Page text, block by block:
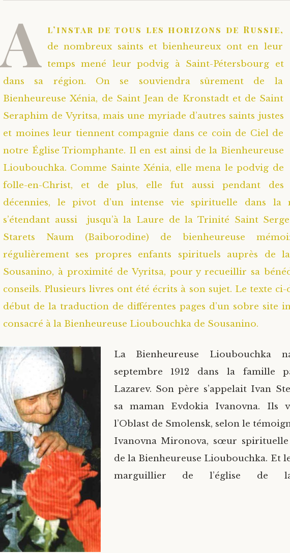
A l’instar de tous les horizons de Russie,
de nombreux saints et bienheureux ont en leur
temps mené leur podvig à Saint-Pétersbourg et
dans sa région. On se souviendra sûrement de la
Bienheureuse Xénia, de Saint Jean de Kronstadt et de Saint
Seraphim de Vyritsa, mais une myriade d’autres saints justes
et moines leur tiennent compagnie dans ce coin de Ciel de
notre Église Triomphante. Il en est ainsi de la Bienheureuse
Lioubouchka. Comme Sainte Xénia, elle mena le podvig de
folle-en-Christ, et de plus, elle fut aussi pendant des
décennies, le pivot d’un intense vie spirituelle dans la
s’étendant aussi jusqu’à la Laure de la Trinité Saint
Starets Naum (Baiborodine) de bienheureuse
régulièrement ses propres enfants spirituels auprès de
Sousanino, à proximité de Vyritsa, pour y recueillir sa
conseils. Plusieurs livres ont été écrits à son sujet. Le texte ci-
début de la traduction de différentes pages d’un sobre site
consacré à la Bienheureuse Lioubouchka de Sousanino.
La Bienheureuse Lioubouchka
septembre 1912 dans la famille
Lazarev. Son père s’appelait Ivan
sa maman Evdokia Ivanovna. Ils
l’Oblast de Smolensk, selon le
Ivanovna Mironova, sœur
de la Bienheureuse Lioubouchka. Et
marguillier de l’église de